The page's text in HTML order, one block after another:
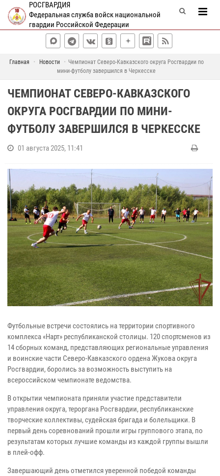
РОСГВАРДИЯ
Федеральная служба войск национальной
гвардии Российской Федерации
Главная Новости
Чемпионат Северо-Кавказского округа Росгвардии по
мини-футболу завершился в Черкесске
ЧЕМПИОНАТ СЕВЕРО-КАВКАЗСКОГО
ОКРУГА РОСГВАРДИИ ПО МИНИ-
ФУТБОЛУ ЗАВЕРШИЛСЯ В ЧЕРКЕССКЕ
01 августа 2025, 11:41
Футбольные встречи состоялись на территории спортивного
комплекса «Нарт» республиканской столицы. 120 спортсменов из
14 сборных команд, представляющих региональные управления
и воинские части Северо-Кавказского ордена Жукова округа
Росгвардии, боролись за возможность выступить на
всероссийском чемпионате ведомства.
В открытии чемпионата приняли участие представители
управления округа, тероргана Росгвардии, республиканские
творческие коллективы, судейская бригада и болельщики. В
первый день соревнований прошли игры группового этапа, по
результатам которых лучшие команды из каждой группы вышли
в плей-офф.
Завершающий день отметился уверенной победой команды